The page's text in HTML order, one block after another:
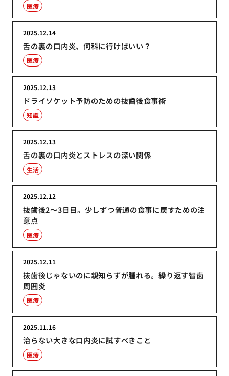
医療
舌の裏の口内炎、何科に行けばいい？
2025.12.14
医療
ドライソケット予防のための抜歯後食事術
2025.12.13
知識
舌の裏の口内炎とストレスの深い関係
2025.12.13
生活
抜歯後2〜3日目。少しずつ普通の食事に戻すための注
意点
2025.12.12
医療
抜歯後じゃないのに親知らずが腫れる。繰り返す智歯
周囲炎
2025.12.11
医療
治らない大きな口内炎に試すべきこと
2025.11.16
医療